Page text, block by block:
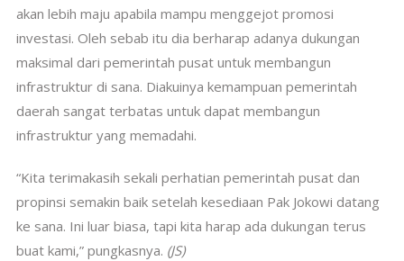
akan lebih maju apabila mampu menggejot promosi
investasi. Oleh sebab itu dia berharap adanya dukungan
maksimal dari pemerintah pusat untuk membangun
infrastruktur di sana. Diakuinya kemampuan pemerintah
daerah sangat terbatas untuk dapat membangun
infrastruktur yang memadahi.
“Kita terimakasih sekali perhatian pemerintah pusat dan
propinsi semakin baik setelah kesediaan Pak Jokowi datang
ke sana. Ini luar biasa, tapi kita harap ada dukungan terus
buat kami,” pungkasnya. (JS)